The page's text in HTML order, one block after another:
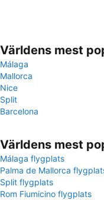
Världens mest
Málaga
Mallorca
Nice
Split
Barcelona
Världens mest
Málaga flygplats
Palma de Mallorca
Split flygplats
Rom Fiumicino flygplats